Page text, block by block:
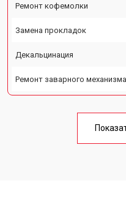
Ремонт кофемолки
Замена прокладок
Декальцинация
Ремонт заварного механизма